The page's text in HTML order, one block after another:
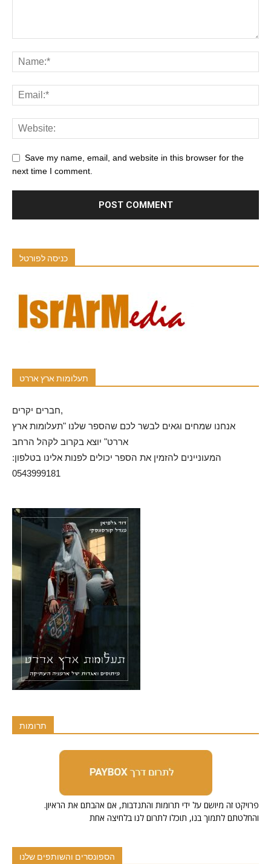
Save my name, email, and website in this browser for the
next time I comment.
כניסה לפורטל
תעלומות ארץ אררט
חברים יקרים,
אנחנו שמחים וגאים לבשר לכם שהספר שלנו "תעלומות ארץ
אררט" יוצא בקרוב לקהל הרחב
המעוניינים להזמין את הספר יכולים לפנות אלינו בטלפון:
0543999181
תרומות
.פרויקט זה מיושם על ידי תרומות והתנדבות, אם אהבתם את הראיון
והחלטתם לתמוך בנו, תוכלו לתרום לנו בלחיצה אחת
הספונסרים והשותפים שלנו